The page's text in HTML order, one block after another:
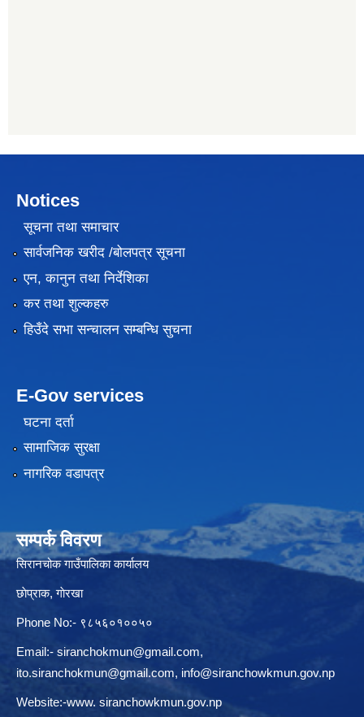
Notices
सूचना तथा समाचार
सार्वजनिक खरीद /बोलपत्र सूचना
एन, कानुन तथा निर्देशिका
कर तथा शुल्कहरु
हिउँदे सभा सन्चालन सम्बन्धि सुचना
E-Gov services
घटना दर्ता
सामाजिक सुरक्षा
नागरिक वडापत्र
सम्पर्क विवरण
सिरानचोक गाउँपालिका कार्यालय
छाेप्राक, गाेरखा
Phone No:- ९८५६०१००५०
Email:- siranchokmun@gmail.com,
ito.siranchokmun@gmail.com, info@siranchowkmun.gov.np
Website:-www. siranchowkmun.gov.np